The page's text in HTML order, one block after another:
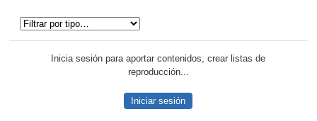
Inicia sesión para aportar contenidos, crear listas de
reproducción...
Iniciar sesión